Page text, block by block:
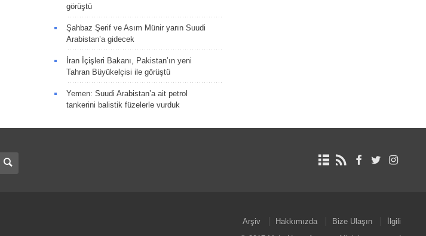
görüştü
Şahbaz Şerif ve Asım Münir yarın Suudi
Arabistan’a gidecek
İran İçişleri Bakanı, Pakistan’ın yeni
Tahran Büyükelçisi ile görüştü
Yemen: Suudi Arabistan’a ait petrol
tankerini balistik füzelerle vurduk
Arşiv Hakkımızda Bize Ulaşın
İlgili